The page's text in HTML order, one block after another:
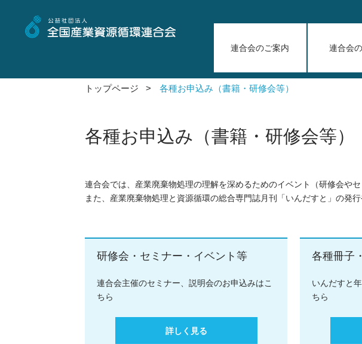
連合会のご案内 連合会
トップページ > 各種お申込み（書籍・研修会等）
各種お申込み（書籍・研修会等）
連合会では、産業廃棄物処理の理解を深めるためのイベント（研修会やセ
また、産業廃棄物処理と資源循環の総合専門誌月刊「いんだすと」の発
研修会・セミナー・イベント等
連合会主催のセミナー、説明会のお申込みはこ
ちら
詳しく見る
各種冊子
いんだすと
ちら